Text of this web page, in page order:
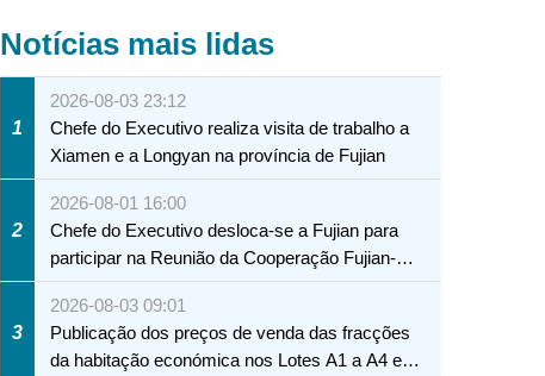
Notícias mais lidas
1
2026-08-03 23:12
Chefe do Executivo realiza visita de trabalho a
Xiamen e a Longyan na província de Fujian
2
2026-08-01 16:00
Chefe do Executivo desloca-se a Fujian para
participar na Reunião da Cooperação Fujian-
Macau
3
2026-08-03 09:01
Publicação dos preços de venda das fracções
da habitação económica nos Lotes A1 a A4 e